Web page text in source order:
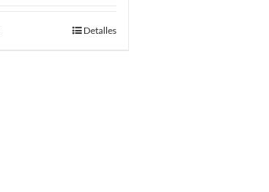
Detalles